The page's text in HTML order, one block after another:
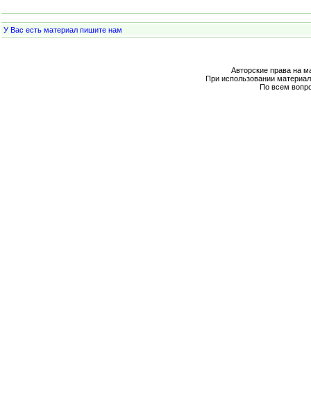
У Вас есть материал пишите нам
Авторские права на
При использовании
По всем